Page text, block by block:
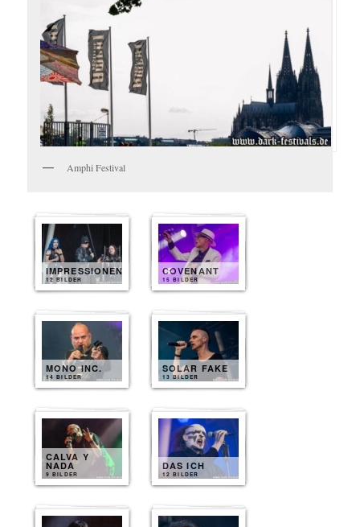
Amphi Festival
IMPRESSIONEN
12 BILDER
COVENANT
15 BILDER
MONO INC.
14 BILDER
SOLAR FAKE
13 BILDER
CALVA Y
NADA
9 BILDER
DAS ICH
12 BILDER